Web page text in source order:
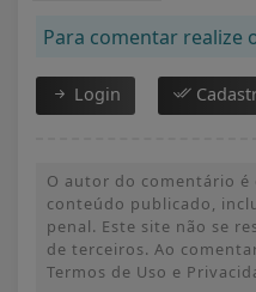
Para comentar realize
Login
O autor do comentário é
conteúdo publicado,
penal. Este site não se
de terceiros. Ao
Termos de Uso e